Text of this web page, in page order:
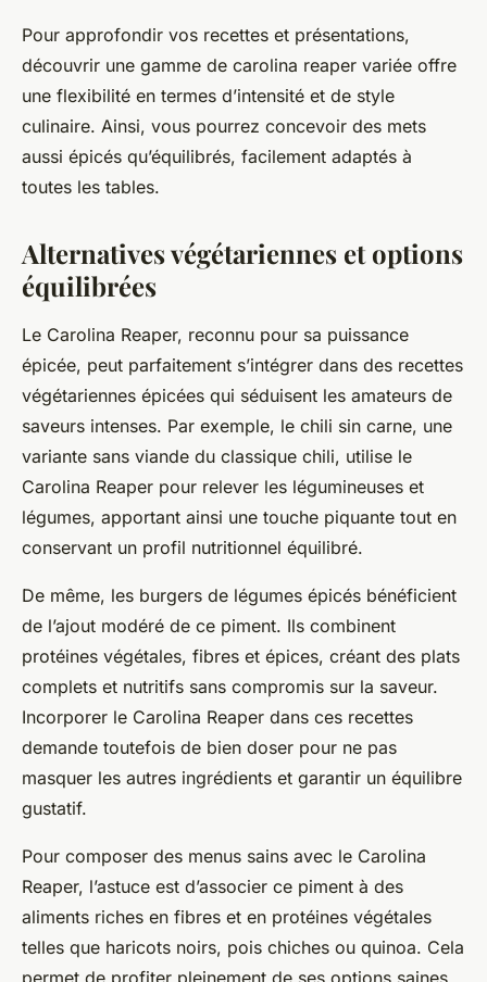
Pour approfondir vos recettes et présentations,
découvrir une gamme de carolina reaper variée offre
une flexibilité en termes d’intensité et de style
culinaire. Ainsi, vous pourrez concevoir des mets
aussi épicés qu’équilibrés, facilement adaptés à
toutes les tables.
Alternatives végétariennes et options
équilibrées
Le Carolina Reaper, reconnu pour sa puissance
épicée, peut parfaitement s’intégrer dans des recettes
végétariennes épicées qui séduisent les amateurs de
saveurs intenses. Par exemple, le chili sin carne, une
variante sans viande du classique chili, utilise le
Carolina Reaper pour relever les légumineuses et
légumes, apportant ainsi une touche piquante tout en
conservant un profil nutritionnel équilibré.
De même, les burgers de légumes épicés bénéficient
de l’ajout modéré de ce piment. Ils combinent
protéines végétales, fibres et épices, créant des plats
complets et nutritifs sans compromis sur la saveur.
Incorporer le Carolina Reaper dans ces recettes
demande toutefois de bien doser pour ne pas
masquer les autres ingrédients et garantir un équilibre
gustatif.
Pour composer des menus sains avec le Carolina
Reaper, l’astuce est d’associer ce piment à des
aliments riches en fibres et en protéines végétales
telles que haricots noirs, pois chiches ou quinoa. Cela